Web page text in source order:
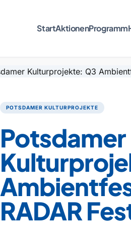
StartAktionenProgramm
POTSDAMER KULTURPROJEKTE
Potsdamer
RADAR